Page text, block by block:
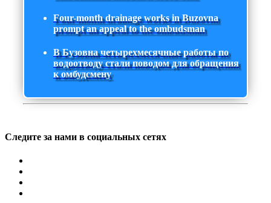
Four-month drainage works in Buzovna
prompt an appeal to the ombudsman
В Бузовна четырехмесячные работы по
водоотводу стали поводом для обращения
к омбудсмену
Следите за нами в социальных сетях